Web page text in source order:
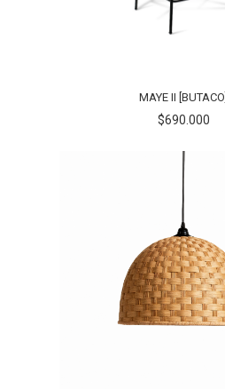
MAYE II [BUTACO]
$690.000